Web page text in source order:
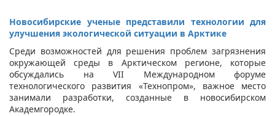
Новосибирские ученые представили технологии для
улучшения экологической ситуации в Арктике
Среди возможностей для решения проблем загрязнения
окружающей среды в Арктическом регионе, которые
обсуждались на VII Международном форуме
технологического развития «Технопром», важное место
занимали разработки, созданные в новосибирском
Академгородке.